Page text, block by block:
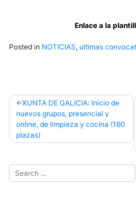
Enlace a la
Posted in NOTICIAS, ultimas
Post
navigation
XUNTA DE GALICIA: Inicio de
nuevos grupos, presencial y
online, de limpieza y cocina (160
plazas)